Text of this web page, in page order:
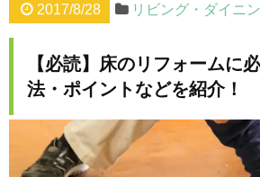
2017/8/28 リビング・ダイニ
【必読】床のリフォームに
法・ポイントなどを紹介！